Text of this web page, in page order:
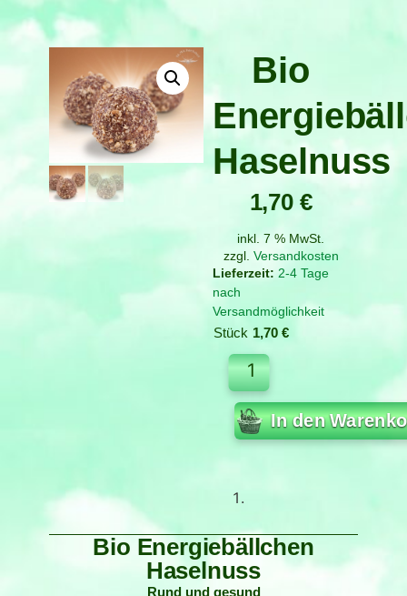
Bio
Haselnuss
1,70 €
inkl. 7 % MwSt.
zzgl. Versandkosten
2-4 Tage
nach
Versandmöglichkeit
Stück 1,70 €
In den
Bio Energiebällchen
Haselnuss
Rund und gesund